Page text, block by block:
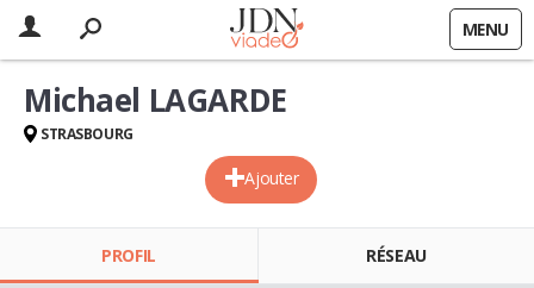
MENU
Ajouter
Michael LAGARDE
STRASBOURG
PROFIL RÉSEAU